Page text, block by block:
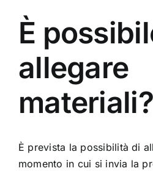
È
allegare
materiali?
È prevista la possibilità di
momento in cui si invia la